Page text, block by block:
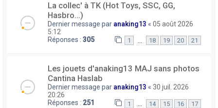
La collec' à TK (Hot Toys, SSC, GG,
Hasbro...)
Dernier message par anaking13 « 05 août 2026
5:12
Réponses : 305 1 18 19 20 21
Les jouets d'anaking13 MAJ sans photos
Cantina Haslab
Dernier message par anaking13 « 30 juil. 2026
20:26
Réponses : 251 1 14 15 16 17